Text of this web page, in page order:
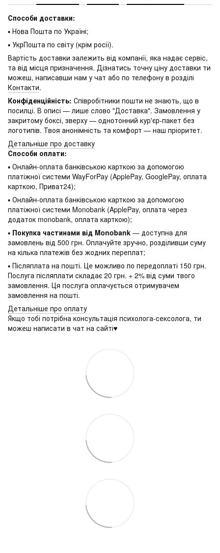
Способи доставки:
▪ Нова Пошта по Україні;
▪ УкрПошта по світу (крім росії).
Вартість доставки залежить від компанії, яка надає сервіс,
та від місця призначення. Дізнатись точну ціну доставки ти
можеш, написавши нам у чат або по телефону в розділі
Контакти.
Конфіденційність: Співробітники пошти не знають, що в
посилці. В описі — лише слово "Доставка". Замовлення у
закритому боксі, зверху — однотонний кур'єр-пакет без
логотипів. Твоя анонімність та комфорт — наш пріоритет.
Детальніше про доставку
Способи оплати:
▪ Онлайн-оплата банківською карткою за допомогою
платіжної системи WayForPay (ApplePay, GooglePay, оплата
карткою, Приват24);
▪ Онлайн-оплата банківською карткою за допомогою
платіжної системи Monobank (ApplePay, оплата через
додаток monobank, оплата карткою);
▪ Покупка частинами від Monobank — доступна для
замовлень від 500 грн. Оплачуйте зручно, розділивши суму
на кілька платежів без жодних переплат;
▪ Післяплата на пошті. Це можливо по передоплаті 150 грн.
Послуга післяплати складає 20 грн. + 2% від суми твого
замовлення. Ця послуга оплачується отримувачем
замовлення на пошті.
Детальніше про оплату
Якщо тобі потрібна консультація психолога-сексолога, ти
можеш написати в чат на сайті♥